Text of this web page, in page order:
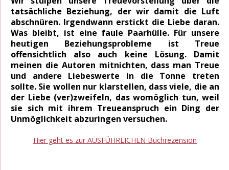
tatsächliche Beziehung, der wir damit die Luft
abschnüren. Irgendwann erstickt die Liebe daran.
Was bleibt, ist eine faule Paarhülle. Für unsere
heutigen Beziehungsprobleme ist Treue
offensichtlich also auch keine Lösung. Damit
meinen die Autoren mitnichten, dass man Treue
und andere Liebeswerte in die Tonne treten
sollte. Sie wollen nur klarstellen, dass viele, die an
der Liebe (ver)zweifeln, das womöglich tun, weil
sie sich mit ihrem Treueanspruch ein Ding der
Unmöglichkeit abzuringen versuchen.
Hier geht es zur AUSFÜHRLICHEN Buchrezension